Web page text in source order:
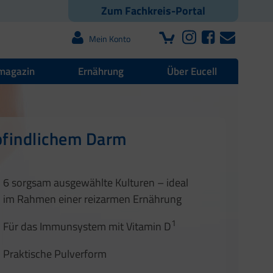
Zum Fachkreis-Portal
Mein Konto
Ernährung Über Eucell
Darm
6 sorgsam ausgewählte Kulturen – ideal
im Rahmen einer reizarmen Ernährung
Für das Immunsystem mit Vitamin D1
Praktische Pulverform
1